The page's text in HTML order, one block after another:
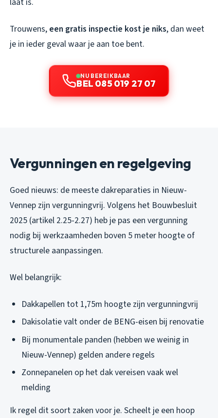
Trouwens, een gratis inspectie kost je niks, dan weet
je in ieder geval waar je aan toe bent.
NU BEREIKBAAR
BEL 085 019 27 07
Vergunningen en regelgeving
Goed nieuws: de meeste dakreparaties in Nieuw-
Vennep zijn vergunningvrij. Volgens het Bouwbesluit
2025 (artikel 2.25-2.27) heb je pas een vergunning
nodig bij werkzaamheden boven 5 meter hoogte of
structurele aanpassingen.
Wel belangrijk:
Dakkapellen tot 1,75m hoogte zijn vergunningvrij
Dakisolatie valt onder de BENG-eisen bij renovatie
Bij monumentale panden (hebben we weinig in
Nieuw-Vennep) gelden andere regels
Zonnepanelen op het dak vereisen vaak wel
melding
Ik regel dit soort zaken voor je. Scheelt je een hoop